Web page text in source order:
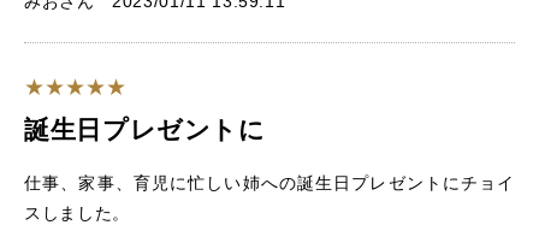
誕生日プレゼントに
仕事、家事、育児に忙しい姉への誕生日プレゼントにチョイ
スしました。